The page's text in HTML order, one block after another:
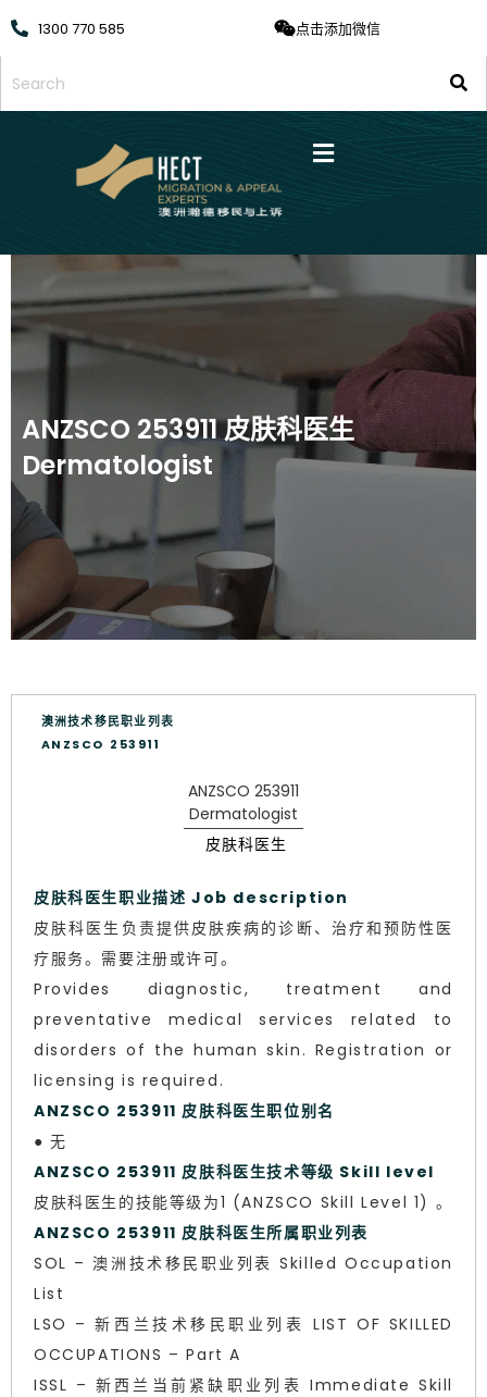
1300 770 585 点击添加微信
ANZSCO 253911 皮肤科医生
Dermatologist
澳洲技术移民职业列表
ANZSCO 253911
ANZSCO 253911
Dermatologist
皮肤科医生
皮肤科医生职业描述 Job description
皮肤科医生负责提供皮肤疾病的诊断、治疗和预防性医
疗服务。需要注册或许可。
Provides diagnostic, treatment and
preventative medical services related to
disorders of the human skin. Registration or
licensing is required.
ANZSCO 253911 皮肤科医生职位别名
● 无
ANZSCO 253911 皮肤科医生技术等级 Skill level
皮肤科医生的技能等级为1 (ANZSCO Skill Level 1) 。
ANZSCO 253911 皮肤科医生所属职业列表
SOL – 澳洲技术移民职业列表 Skilled Occupation
List
LSO – 新西兰技术移民职业列表 LIST OF SKILLED
OCCUPATIONS – Part A
ISSL – 新西兰当前紧缺职业列表 Immediate Skill